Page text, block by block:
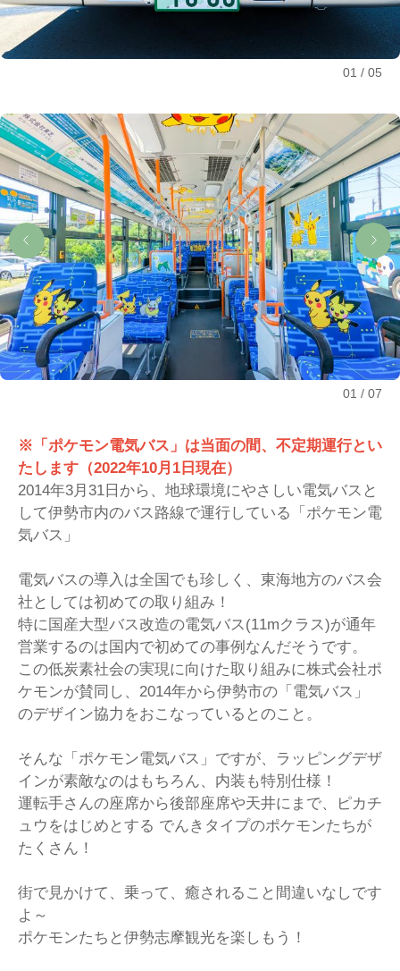
01 05
01 07
※「ポケモン電気バス」は当面の間、不定期運行とい
たします（2022年10月1日現在）
2014年3月31日から、地球環境にやさしい電気バスと
して伊勢市内のバス路線で運行している「ポケモン電
気バス」
電気バスの導入は全国でも珍しく、東海地方のバス会
社としては初めての取り組み！
特に国産大型バス改造の電気バス(11mクラス)が通年
営業するのは国内で初めての事例なんだそうです。
この低炭素社会の実現に向けた取り組みに株式会社ポ
ケモンが賛同し、2014年から伊勢市の「電気バス」
のデザイン協力をおこなっているとのこと。
そんな「ポケモン電気バス」ですが、ラッピングデザ
インが素敵なのはもちろん、内装も特別仕様！
運転手さんの座席から後部座席や天井にまで、ピカチ
ュウをはじめとする でんきタイプのポケモンたちが
たくさん！
街で見かけて、乗って、癒されること間違いなしです
よ～
ポケモンたちと伊勢志摩観光を楽しもう！